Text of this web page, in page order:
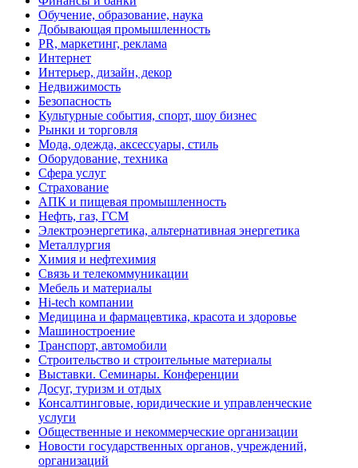
Обучение, образование, наука
Добывающая промышленность
PR, маркетинг, реклама
Интернет
Интерьер, дизайн, декор
Недвижимость
Безопасность
Культурные события, спорт, шоу бизнес
Рынки и торговля
Мода, одежда, аксессуары, стиль
Оборудование, техника
Сфера услуг
Страхование
АПК и пищевая промышленность
Нефть, газ, ГСМ
Электроэнергетика, альтернативная энергетика
Металлургия
Химия и нефтехимия
Связь и телекоммуникации
Мебель и материалы
Hi-tech компании
Медицина и фармацевтика, красота и здоровье
Машиностроение
Транспорт, автомобили
Строительство и строительные материалы
Выставки. Семинары. Конференции
Досуг, туризм и отдых
Консалтинговые, юридические и управленческие
услуги
Общественные и некоммерческие организации
Новости государственных органов, учреждений,
организаций